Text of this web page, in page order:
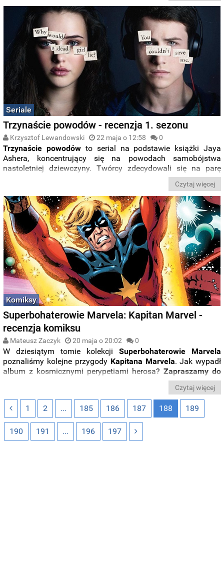
Seriale
Trzynaście powodów - recenzja 1. sezonu
Krzysztof Lewandowski 22 maja o 12:58 0
Trzynaście powodów to serial na podstawie książki Jaya
Ashera, koncentrujący się na powodach samobójstwa
nastoletniej dziewczyny. Twórcy zdecydowali się na parę
zmian oraz wyjście poza pierwowzór w zapowiedzianym już
Czytaj więcej
Komiksy
Superbohaterowie Marvela: Kapitan Marvel -
recenzja komiksu
Mateusz Zaczyk 20 maja o 20:02 0
W dziesiątym tomie kolekcjiSuperbohaterowie Marvela
poznaliśmy kolejne przygody Kapitana Marvela. Jak wypadł
album z kosmicznymi perypetiami herosa?Zapraszamy do
Czytaj więcej
1 2 ... 185 186 187 188 189
190 191 ... 196 197